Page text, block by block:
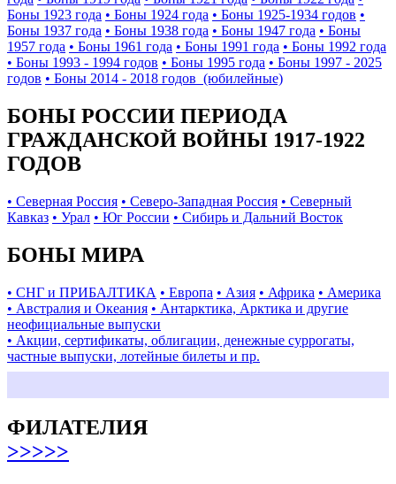
Боны 1923 года • Боны 1924 года • Боны 1925-1934 годов •
Боны 1937 года • Боны 1938 года • Боны 1947 года • Боны
1957 года • Боны 1961 года • Боны 1991 года • Боны 1992 года
• Боны 1993 - 1994 годов • Боны 1995 года • Боны 1997 - 2025
годов • Боны 2014 - 2018 годов (юбилейные)
БОНЫ РОССИИ ПЕРИОДА
ГРАЖДАНСКОЙ ВОЙНЫ 1917-1922
ГОДОВ
• Северная Россия • Северо-Западная Россия • Северный
Кавказ • Урал • Юг России • Сибирь и Дальний Восток
БОНЫ МИРА
• СНГ и ПРИБАЛТИКА • Европа • Азия • Африка • Америка
• Австралия и Океания • Антарктика, Арктика и другие
неофициальные выпуски
• Акции, сертификаты, облигации, денежные суррогаты,
частные выпуски, лотейные билеты и пр.
ФИЛАТЕЛИЯ
>>>>>